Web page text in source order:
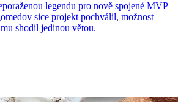
legendu pro nově spojené MVP
sice projekt pochválil, možnost
shodil jedinou větou.